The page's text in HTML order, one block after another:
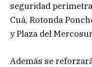
seguridad
Cuá, Rotonda
y Plaza del
Además se